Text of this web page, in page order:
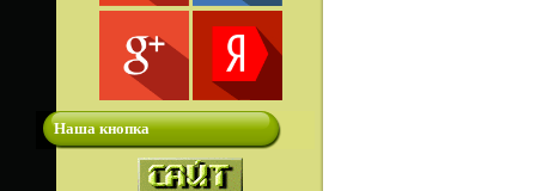
Наша кнопка